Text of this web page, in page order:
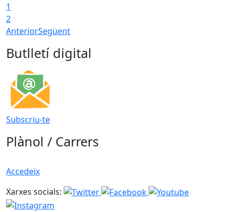
1
2
AnteriorSegüent
Butlletí digital
Subscriu-te
Plànol / Carrers
Accedeix
Xarxes socials: